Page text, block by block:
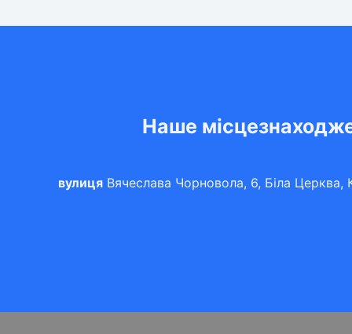
Наше
вулицяВячеслава Чорновола, 6, Біла Церква,